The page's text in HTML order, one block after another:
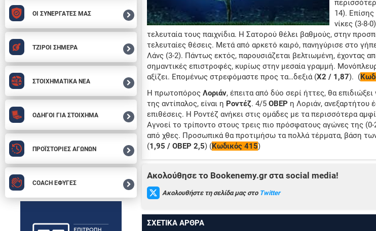
ΟΙ ΣΥΝΕΡΓΑΤΕΣ ΜΑΣ
ΤΖΙΡΟΙ ΣΗΜΕΡΑ
ΣΤΟΙΧΗΜΑΤΙΚΑ ΝΕΑ
ΟΔΗΓΟΙ ΓΙΑ ΣΤΟΙΧΗΜΑ
ΠΡΟΪΣΤΟΡΙΕΣ ΑΓΩΝΩΝ
COACH ΕΦΥΓΕΣ
14).
νίκες (3-8-
τελευταία τους παιχνίδια. Η Σατορού θέλει βαθμούς, στην
τελευταίες θέσεις. Μετά από αρκετό καιρό, πανηγύρισε στο
Λάνς (3-2). Πάντως εκτός, παρουσιάζεται βελτιωμένη, έχοντας
σημαντικές επιστροφές, κυρίως στην μεσαία γραμμή.
αξίζει. Επομένως στρεφόμαστε προς τα…δεξιά (Χ2 / 1,87). (
Η πρωτοπόρος Λοριάν, έπειτα από δύο σερί ήττες, θα
της αντίπαλος, είναι η Ροντέζ. 4/5 ΟΒΕΡ η Λοριάν, ανεξαρτήτου
επιθέσεις. Η Ροντέζ ανήκει στις ομάδες με τα περισσότερα
Αγνοεί το τρίποντο στους τρεις πιο πρόσφατους αγώνες της
από χθες. Προσωπικά θα προτιμήσω τα πολλά τέρματα, βάση
(1,95 / ΟΒΕΡ 2,5) (Κωδικός 415)
Ακολούθησε το Bookenemy.gr στα social media!
Ακολουθήστε τη σελίδα μας στο Twitter
ΣΧΕΤΙΚΑ ΑΡΘΡΑ